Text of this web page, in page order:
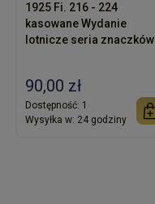
1925 Fi. 216 - 224
kasowane Wydanie
lotnicze seria znaczków
90,00 zł
Dostępność: 1
Wysyłka w: 24 godziny